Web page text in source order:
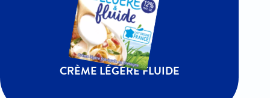
CRÈME LÉGÈRE FLUIDE